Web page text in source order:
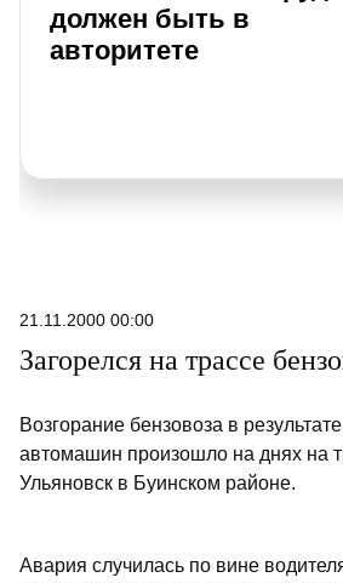
должен быть в
авторитете
21.11.2000 00:00
Загорелся на трассе
Возгорание бензовоза в
автомашин произошло на днях на
Ульяновск в Буинском районе.
Авария случилась по вине